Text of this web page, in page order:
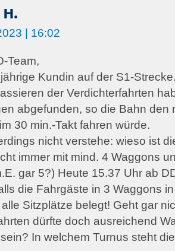
| 16:02
Team,
Kundin auf der S1-
der Verdichterfahrten
abgefunden, so die Bahn den
30 min.-Takt fahren würde.
nicht verstehe: wieso ist
immer mit mind. 4 Waggons
gar 5?) Heute 15.37 Uhr ab
die Fahrgäste in 3 Waggons
Sitzplätze belegt! Geht gar
dürfte doch ausreichend
In welchem Turnus steht